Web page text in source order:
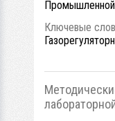
Промышленной
Ключевые